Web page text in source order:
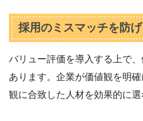
採用のミスマッチを防
バリュー評価を導入する上で
あります。企業が価値観を明
観に合致した人材を効果的に選